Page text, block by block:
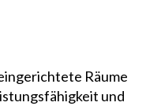
Räume
und